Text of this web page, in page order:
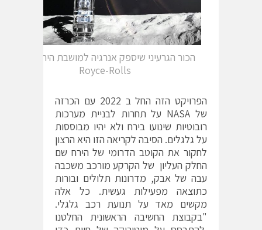
הכור הגרעיני שיספק אנרגיה למושבת הירח איור :
Royce-Rolls
הפרויקט הזה החל ב 2022 עם הכרזה
של NASA על תחרות לבניית מערכות
רובוטיות שינועו בירח ולא יהיו מבוססות
על גלגלים. הסיבה לקריאה הזו היא הרצון
לחקור את הקוטב הדרומי של הירח שם
החלק העליון של הקרקע מורכב משכבה
עבה של אבק, מדרונות תלולים ובורות
כתוצאה מפעילות געשית. כל אלה
מקשים מאד על תנועת רכב גלגלי.
"בקבוצת החשיבה הראשונית החלטנו